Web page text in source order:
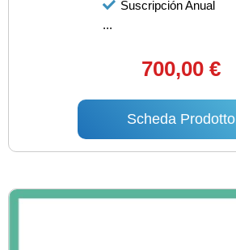
Suscripción Anual
...
700,00 €
Scheda Prodotto